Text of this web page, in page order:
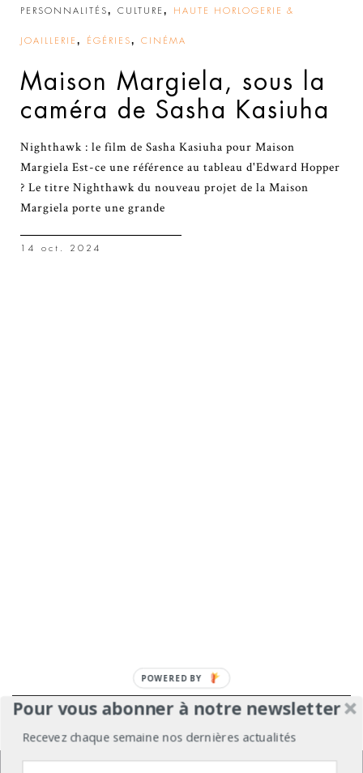
PERSONNALITÉS, CULTURE , HAUTE HORLOGERIE &
JOAILLERIE , ÉGÉRIES, CINÉMA
Maison Margiela, sous la
caméra de Sasha Kasiuha
Nighthawk : le film de Sasha Kasiuha pour Maison
Margiela Est-ce une référence au tableau d'Edward Hopper
? Le titre Nighthawk du nouveau projet de la Maison
Margiela porte une grande
14 oct. 2024
Annonceurs Partenariats Les Experts
Pour vous abonner à notre newsletter
Recevez chaque semaine nos dernières actualités
POWERED
BY